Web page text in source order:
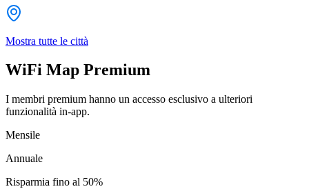
Mostra tutte le città
WiFi Map Premium
I membri premium hanno un accesso esclusivo a ulteriori
funzionalità in-app.
Mensile
Annuale
Risparmia fino al 50%